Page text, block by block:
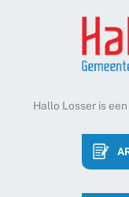
Hallo Losser is